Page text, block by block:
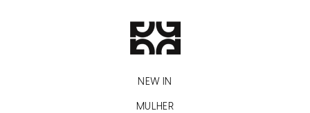
NEW IN
MULHER